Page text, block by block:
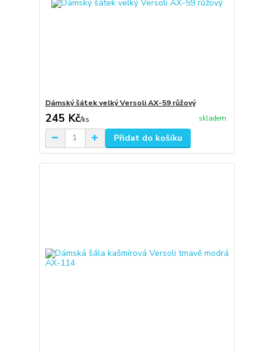
Dámský šátek velký Versoli AX-59 růžový
245 Kč/ks skladem
Přidat do košíku